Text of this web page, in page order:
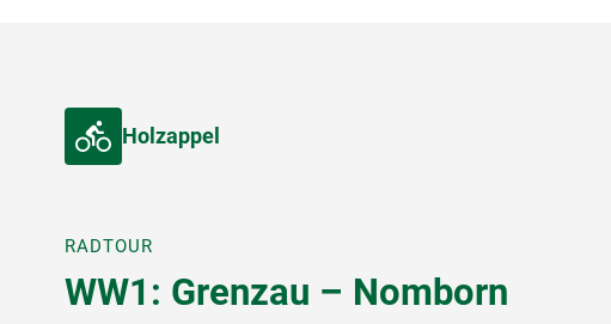
Holzappel
RADTOUR
WW1: Grenzau – Nomborn